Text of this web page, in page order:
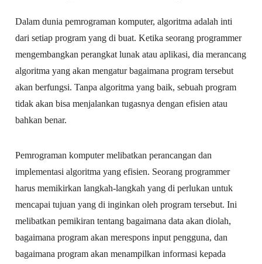
Dalam dunia pemrograman komputer, algoritma adalah inti
dari setiap program yang di buat. Ketika seorang programmer
mengembangkan perangkat lunak atau aplikasi, dia merancang
algoritma yang akan mengatur bagaimana program tersebut
akan berfungsi. Tanpa algoritma yang baik, sebuah program
tidak akan bisa menjalankan tugasnya dengan efisien atau
bahkan benar.
Pemrograman komputer melibatkan perancangan dan
implementasi algoritma yang efisien. Seorang programmer
harus memikirkan langkah-langkah yang di perlukan untuk
mencapai tujuan yang di inginkan oleh program tersebut. Ini
melibatkan pemikiran tentang bagaimana data akan diolah,
bagaimana program akan merespons input pengguna, dan
bagaimana program akan menampilkan informasi kepada